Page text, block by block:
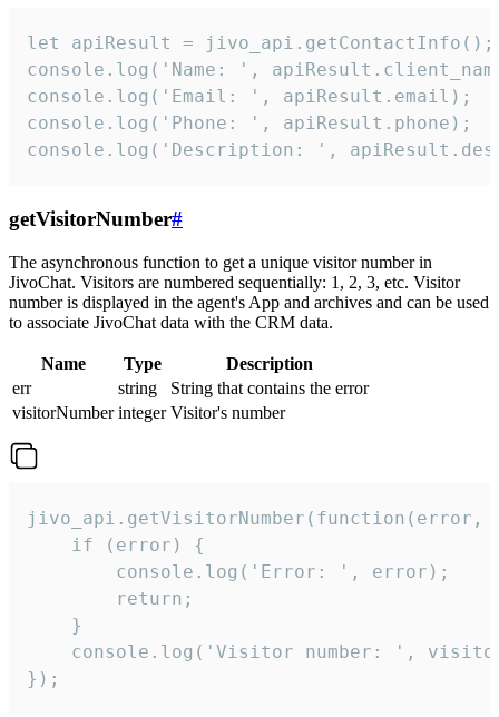
let apiResult = jivo_api.getContactInfo();
console.log('Name: ',
console.log('Email: ', apiResult.email);
console.log('Phone: ', apiResult.phone);
console.log('Description: ',
getVisitorNumber#
The asynchronous function to get a unique visitor number in
JivoChat. Visitors are numbered sequentially: 1, 2, 3, etc. Visitor
number is displayed in the agent's App and archives and can be used
to associate JivoChat data with the CRM data.
Name Type
Description
err
string
String that contains the error
visitorNumber integer Visitor's number
jivo_api.getVisitorNumber(function(error,
    if (error) {
        console.log('Error: ', error);
        return;
    }
console.log('Visitor number: ',
});